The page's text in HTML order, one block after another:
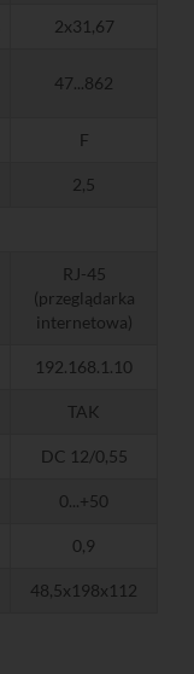
2x31,67
47...862
F
2,5
RJ-45
(przeglądarka
internetowa)
192.168.1.10
TAK
DC 12/0,55
0...+50
0,9
48,5x198x112